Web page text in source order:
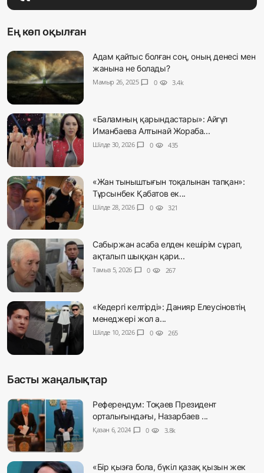
Ең көп оқылған
Адам қайтыс болған соң, оның денесі мен
жанына не болады?
Мамыр 26, 2025 chat_bubble 0 visibility 3.4k
«Баламның қарындастары»: Айгүл
Иманбаева Алтынай Жораба...
Шілде 30, 2026 chat_bubble 0 visibility 435
«Жан тыныштығын тоқалынан тапқан»:
Тұрсынбек Қабатов ек...
Шілде 28, 2026 chat_bubble 0 visibility 321
Сабыржан асаба елден кешірім сұрап,
ақталып шыққан қари...
Тамыз 5, 2026 chat_bubble 0 visibility 267
«Кедергі келтірді»: Данияр Елеусіновтің
менеджері жол а...
Шілде 10, 2026 chat_bubble 0 visibility 265
Басты жаңалықтар
Референдум: Тоқаев Президент
орталығындағы, Назарбаев ...
Қазан 6, 2024 chat_bubble 0 visibility 3.8k
«Бір қызға бола, бүкіл қазақ қызын жек